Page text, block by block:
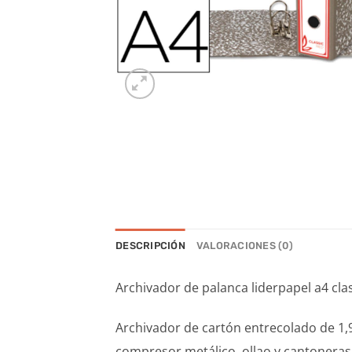
DESCRIPCIÓN VALORACIONES (0)
Archivador de palanca liderpapel a4
Archivador de cartón entrecolado de